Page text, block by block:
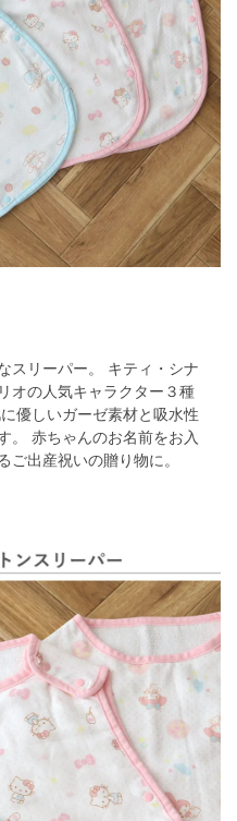
スリーパー。
キティ・シナ
オの人気キャラクター３種
優しいガーゼ素材と吸水性
。
赤ちゃんのお名前をお入
ご出産祝いの贈り物に。